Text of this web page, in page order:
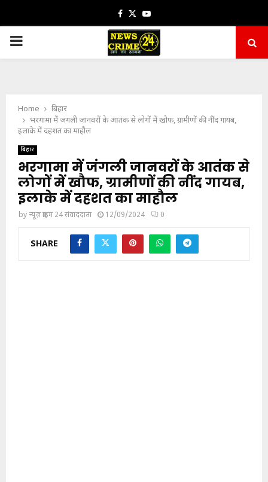
Facebook
TwitterYoutube
PRIMARY
Home
बिहार
भरगामा में जंगली जानवरों के आतंक से लोगों में खौफ, ग्रामीणों की नींद गायब,
इलाके में दहशत का माहौल
बिहार
भरगामा में जंगली जानवरों के आतंक से
लोगों में खौफ, ग्रामीणों की नींद गायब,
इलाके में दहशत का माहौल
byन्यूज़ क्राइम 24 संवाददाता 12/09/2024 0
SHARE